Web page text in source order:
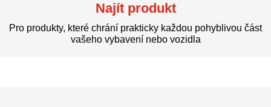
Najít produkt
Pro produkty, které chrání prakticky každou pohyblivou část
vašeho vybavení nebo vozidla